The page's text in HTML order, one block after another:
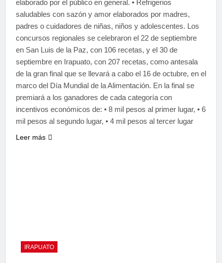
elaborado por el público en general. • Refrigerios
saludables con sazón y amor elaborados por madres,
padres o cuidadores de niñas, niños y adolescentes. Los
concursos regionales se celebraron el 22 de septiembre
en San Luis de la Paz, con 106 recetas, y el 30 de
septiembre en Irapuato, con 207 recetas, como antesala
de la gran final que se llevará a cabo el 16 de octubre, en el
marco del Día Mundial de la Alimentación. En la final se
premiará a los ganadores de cada categoría con
incentivos económicos de: • 8 mil pesos al primer lugar, • 6
mil pesos al segundo lugar, • 4 mil pesos al tercer lugar
Leer más
IRAPUATO